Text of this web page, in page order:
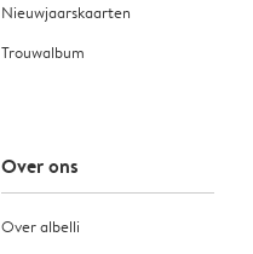
Nieuwjaarskaarten
Trouwalbum
Over ons
Over albelli